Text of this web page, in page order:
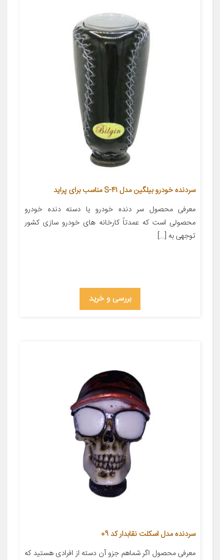
سردنده خودرو بیلگین مدل S-41 مناسب برای پراید
معرفی محصول سر دنده خودرو یا دسته دنده خودرو
محصولی است که عمدتاً کارخانه های خودرو سازی کشور
توجهی به […]
بررسی و خرید
سردنده مدل اسکلت نقابدار کد 09
معرفی محصول اگر شماهم جزو آن دسته از افرادی هستید که